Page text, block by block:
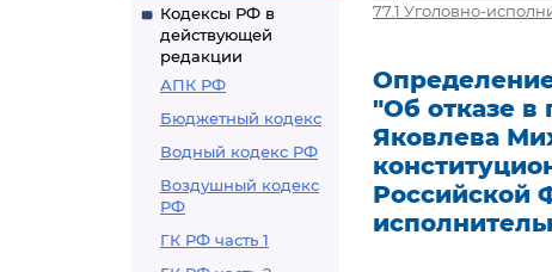
Кодексы РФ в
действующей
редакции
АПК РФ
Бюджетный кодекс
Водный кодекс РФ
Воздушный кодекс
РФ
ГК РФ часть 1
77.1 Уголовно-
"Об отказе
Яковлева
Российской